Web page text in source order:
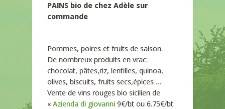
PAINS bio de chez Adèle sur
commande
Pommes, poires et fruits de saison.
De nombreux produits en vrac:
chocolat, pâtes,riz, lentilles, quinoa,
olives, biscuits, fruits secs,épices …
Vente de vins rouges bio sicilien de
«Azienda di giovanni 9€/bt ou 6.75€/bt